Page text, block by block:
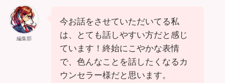
編集部
今お話をさせていただいてる私
は、とても話しやすい方だと感じ
ています！終始にこやかな表情
で、色んなことを話したくなるカ
ウンセラー様だと思います。